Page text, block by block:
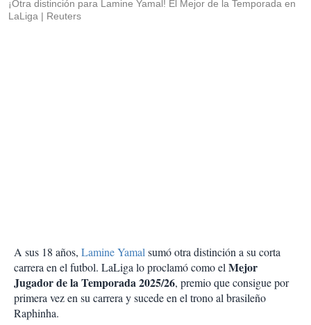
¡Otra distinción para Lamine Yamal! El Mejor de la Temporada en
LaLiga
Reuters
A sus 18 años, Lamine Yamalsumó otra distinción a su corta
carrera en el futbol. LaLiga lo proclamó como elMejor
Jugador de la Temporada 2025/26, premio que consigue por
primera vez en su carrera y sucede en el trono al brasileño
Raphinha.